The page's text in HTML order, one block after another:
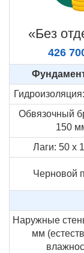
«Без
426
Обвязочный
150
Лаги: 50 х
Черновой
Наружные
мм